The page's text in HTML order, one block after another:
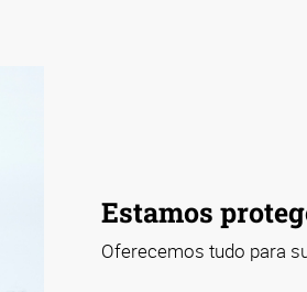
Estamos
Oferecemos tudo para